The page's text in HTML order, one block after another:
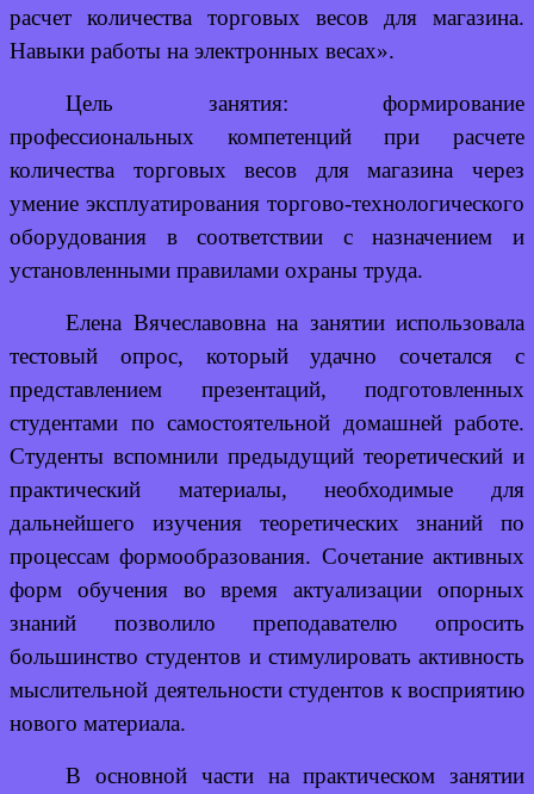
расчет количества торговых весов для магазина.
Навыки работы на электронных весах».
Цель занятия: формирование
профессиональных компетенций при расчете
количества торговых весов для магазина через
умение эксплуатирования торгово-технологического
оборудования в соответствии с назначением и
установленными правилами охраны труда.
Елена Вячеславовна на занятии использовала
тестовый опрос, который удачно сочетался с
представлением презентаций, подготовленных
студентами по самостоятельной домашней работе.
Студенты вспомнили предыдущий теоретический и
практический материалы, необходимые для
дальнейшего изучения теоретических знаний по
процессам формообразования. Сочетание активных
форм обучения во время актуализации опорных
знаний позволило преподавателю опросить
большинство студентов и стимулировать активность
мыслительной деятельности студентов к восприятию
нового материала.
В основной части на практическом занятии